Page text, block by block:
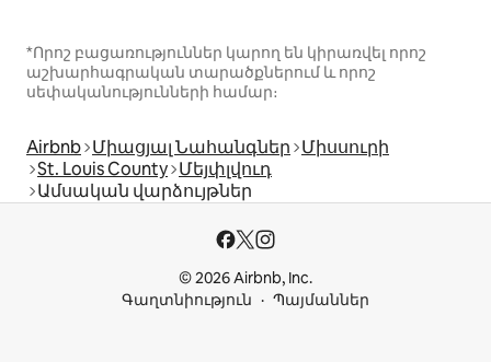
*Որոշ բացառություններ կարող են կիրառվել որոշ
աշխարհագրական տարածքներում և որոշ
սեփականությունների համար։
Airbnb Միացյալ Նահանգներ Միսսուրի
St. Louis County Մեյփլվուդ
Ամսական վարձույթներ
© 2026 Airbnb, Inc.
Գաղտնիություն
Պայմաններ